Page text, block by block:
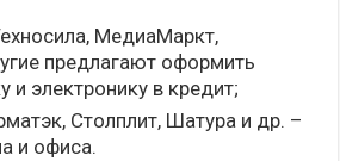
МедиаМаркт,
предлагают оформить
и электронику в кредит;
Столплит, Шатура и др. –
и офиса.